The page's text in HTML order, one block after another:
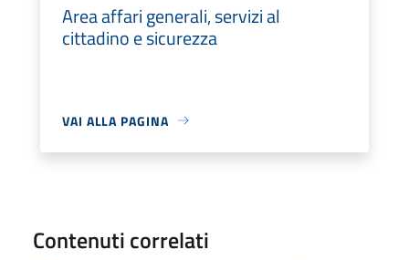
Area affari generali, servizi al
cittadino e sicurezza
VAI ALLA PAGINA
Contenuti correlati